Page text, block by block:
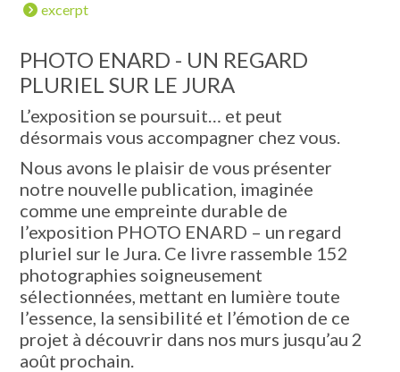
PHOTO ENARD - UN REGARD
PLURIEL SUR LE JURA
L’exposition se poursuit… et peut
désormais vous accompagner chez vous.
Nous avons le plaisir de vous présenter
notre nouvelle publication, imaginée
comme une empreinte durable de
l’exposition PHOTO ENARD – un regard
pluriel sur le Jura. Ce livre rassemble 152
photographies soigneusement
sélectionnées, mettant en lumière toute
l’essence, la sensibilité et l’émotion de ce
projet à découvrir dans nos murs jusqu’au 2
août prochain.
excerpt